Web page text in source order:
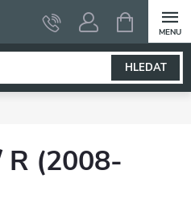
HLEDAT
NÁKUPNÍ
KOŠÍK
R (2008-